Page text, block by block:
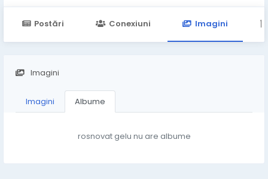
Postări Conexiuni Imagini
Imagini
Imagini Albume
rosnovat gelu nu are albume